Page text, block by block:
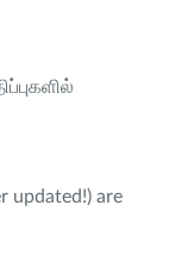
updated!) are